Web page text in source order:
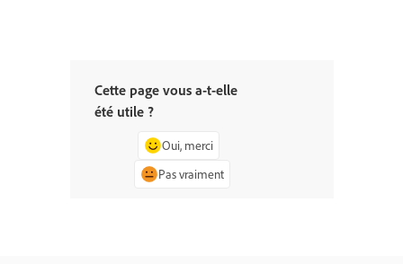
Cette page vous a-t-elle
été utile ?
Oui, merci
Pas vraiment